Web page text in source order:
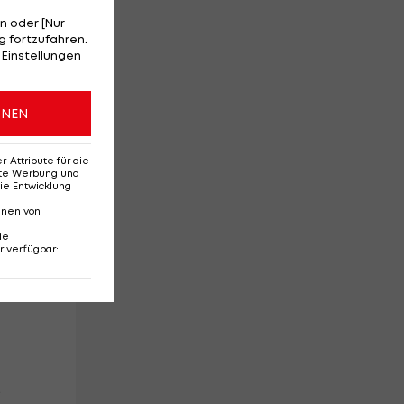
oder [Nur
fortzufahren.
Attribute für die
Werbung und
Entwicklung
von
verfügbar: